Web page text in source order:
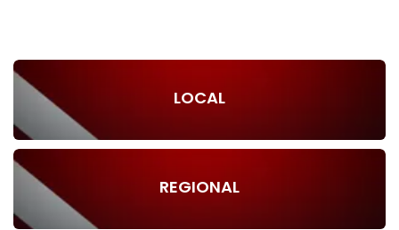
LOCAL
REGIONAL